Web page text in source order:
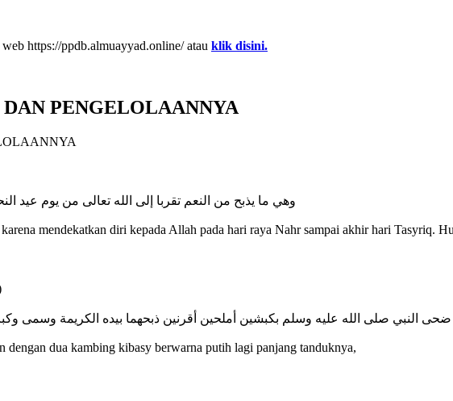
https://ppdb.almuayyad.online/ atau klik disini.
PENGELOLAANNYA
وهي ما يذبح من النعم تقربا إلى الله تعالى من يوم عيد النحر
mendekatkan diri kepada Allah pada hari raya Nahr sampai akhir hari Tasyriq.
النبي صلى الله عليه وسلم بكبشين أملحين أقرنين ذبحهما بيده الكريمة وسمى
dua kambing kibasy berwarna putih lagi panjang tanduknya,